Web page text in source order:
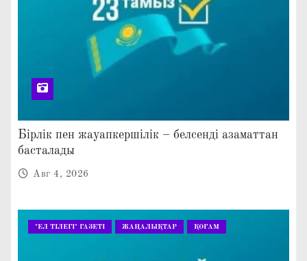
Бірлік пен жауапкершілік – белсенді азаматтан
басталады
Авг 4, 2026
"ЕЛ ТІЛЕГІ" ГАЗЕТІ ЖАҢАЛЫҚТАР ҚОҒАМ